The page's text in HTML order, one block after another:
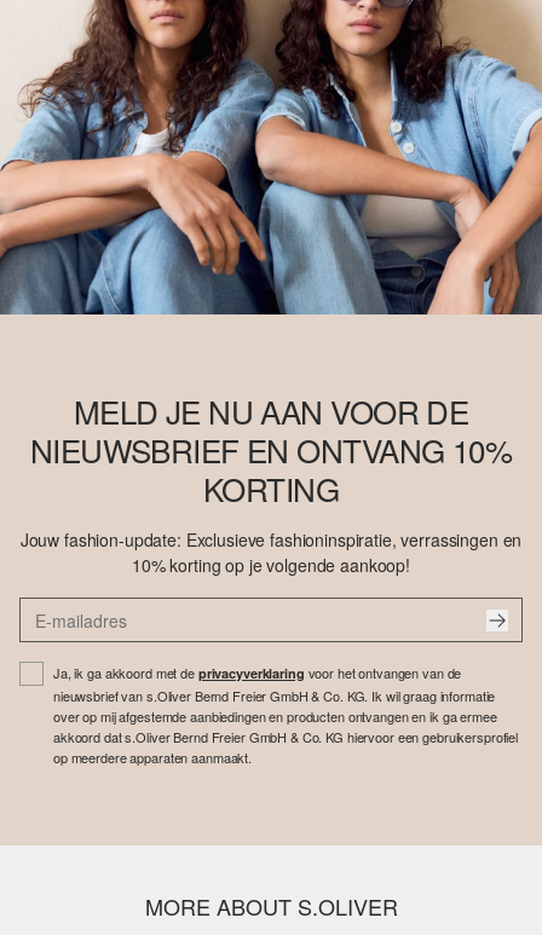
MELD JE NU AAN VOOR DE
NIEUWSBRIEF EN ONTVANG 10%
KORTING
Jouw fashion-update: Exclusieve fashioninspiratie, verrassingen en
10% korting op je volgende aankoop!
Ja, ik ga akkoord met de privacyverklaring voor het ontvangen van de
nieuwsbrief van s.Oliver Bernd Freier GmbH & Co. KG. Ik wil graag informatie
over op mij afgestemde aanbiedingen en producten ontvangen en ik ga ermee
akkoord dat s.Oliver Bernd Freier GmbH & Co. KG hiervoor een gebruikersprofiel
op meerdere apparaten aanmaakt.
MORE ABOUT S.OLIVER